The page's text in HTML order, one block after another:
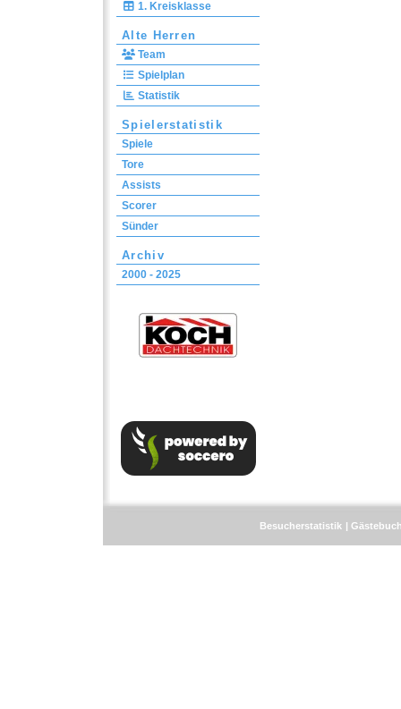
1. Kreisklasse
Alte Herren
Team
Spielplan
Statistik
Spielerstatistik
Spiele
Tore
Assists
Scorer
Sünder
Archiv
2000 - 2025
Besucherstatistik